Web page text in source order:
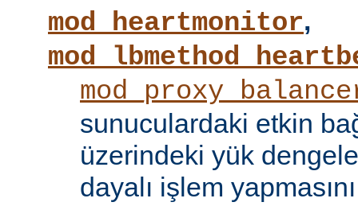
mod_heartmonitor,
sunuculardaki etkin
üzerindeki yük
dayalı işlem